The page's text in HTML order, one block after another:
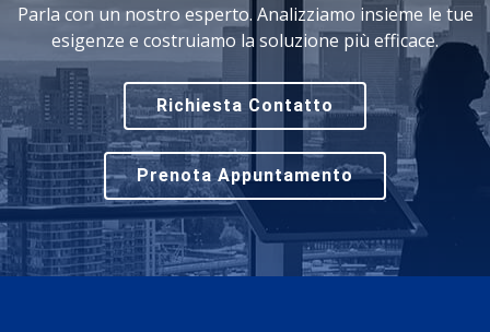
Parla con un nostro esperto. Analizziamo insieme le tue
esigenze e costruiamo la soluzione più efficace.
Richiesta Contatto
Prenota Appuntamento